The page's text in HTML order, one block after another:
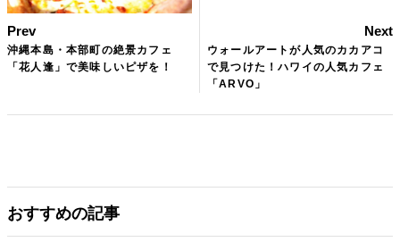
Prev
沖縄本島・本部町の絶景カフェ
「花人逢」で美味しいピザを！
Next
ウォールアートが人気のカカアコ
で見つけた！ハワイの人気カフェ
「ARVO」
おすすめの記事